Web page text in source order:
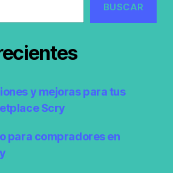
BUSCAR
y mejoras para tus
Scry
para compradores en